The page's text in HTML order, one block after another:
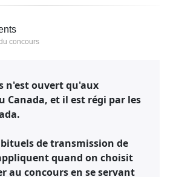
concours
n'est ouvert qu'aux
Canada, et il est régi par les
de transmission de
quand on choisit
au concours en se servant